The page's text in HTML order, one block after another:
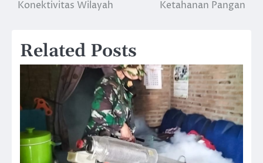
Konektivitas Wilayah Ketahanan Pangan
Related Posts